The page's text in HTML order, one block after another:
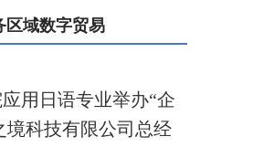
区域数字贸易
用日语专业举办“企
境科技有限公司总经